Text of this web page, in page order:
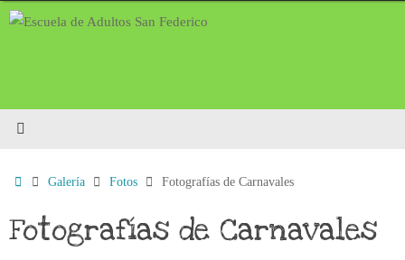
Saltar
InicioGalería Fotos Fotografías de Carnavales
Fotografías de Carnavales